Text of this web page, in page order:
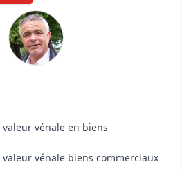
vénale en biens
vénale biens commerciaux